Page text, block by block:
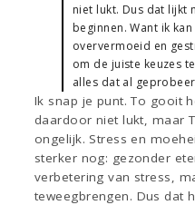
niet lukt. Dus dat lijkt
beginnen. Want ik
oververmoeid en
om de juiste keuzes
alles dat al
Ik snap je punt. To gooit
daardoor niet lukt, maar
ongelijk. Stress en
sterker nog: gezonder
verbetering van stress,
teweegbrengen. Dus dat